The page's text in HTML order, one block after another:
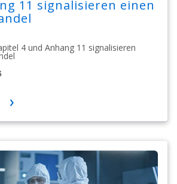
11 signalisieren einen
4 und Anhang 11 signalisieren